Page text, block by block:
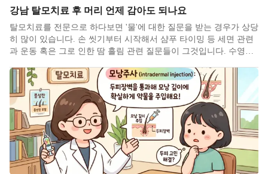
강남 탈모치료 후 머리 언제 감아도 되나요
탈모치료를 전문으로 하다보면 '물'에 대한 질문을 받는 경우가 상당
히 많이 있습니다. 손 씻기부터 시작해서 샴푸 타이밍 등 세면 관련
과 운동 혹은 그로 인한 땀 흘림 관련 질문들이 그것입니다. 수영이
관련 생활용수 차이 질문도 있습니다. 하나씩 살펴볼 것인데 오